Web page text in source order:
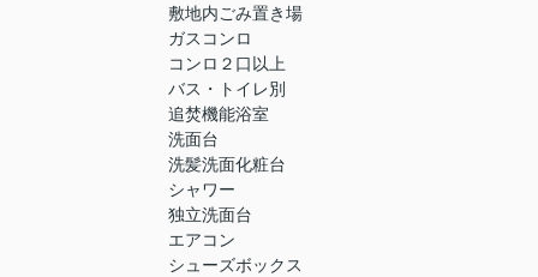
敷地内ごみ置き場
ガスコンロ
コンロ２口以上
バス・トイレ別
追焚機能浴室
洗面台
洗髪洗面化粧台
シャワー
独立洗面台
エアコン
シューズボックス